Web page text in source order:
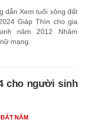
dẫn Xem tuổi xông đất
Giáp Thìn cho gia
năm 2012 Nhâm
mạng.
cho người sinh
NĂM